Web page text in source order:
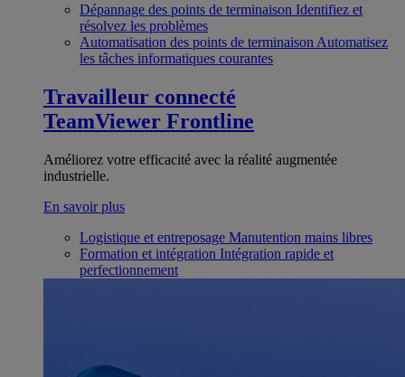
Dépannage des points de terminaison Identifiez et
résolvez les problèmes
Automatisation des points de terminaison Automatisez
les tâches informatiques courantes
Travailleur connecté
TeamViewer Frontline
Améliorez votre efficacité avec la réalité augmentée
industrielle.
En savoir plus
Logistique et entreposage Manutention mains libres
Formation et intégration Intégration rapide et
perfectionnement